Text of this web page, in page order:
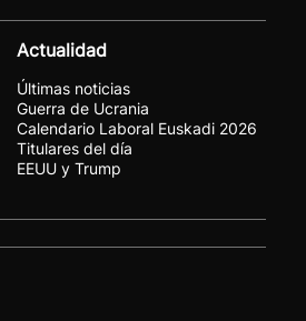
Actualidad
Últimas noticias
Guerra de Ucrania
Calendario Laboral Euskadi 2026
Titulares del día
EEUU y Trump